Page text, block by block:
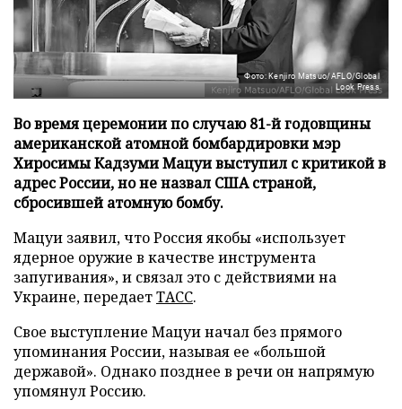
Фото: Kenjiro Matsuo/AFLO/Global
Look Press
Во время церемонии по случаю 81-й годовщины
американской атомной бомбардировки мэр
Хиросимы Кадзуми Мацуи выступил с критикой в
адрес России, но не назвал США страной,
сбросившей атомную бомбу.
Мацуи заявил, что Россия якобы «использует
ядерное оружие в качестве инструмента
запугивания», и связал это с действиями на
Украине, передаетТАСС.
Свое выступление Мацуи начал без прямого
упоминания России, называя ее «большой
державой». Однако позднее в речи он напрямую
упомянул Россию.